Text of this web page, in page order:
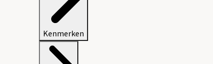
Kenmerken